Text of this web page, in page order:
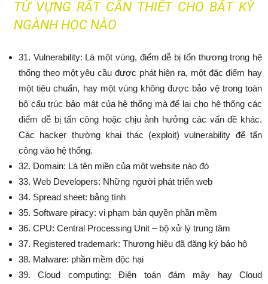
TỪ VỰNG RẤT CẦN THIẾT CHO BẤT KỲ
NGÀNH HỌC NÀO
31. Vulnerability: Là một vùng, điểm dễ bị tổn thương trong hệ
thống theo một yêu cầu được phát hiện ra, một đặc điểm hay
một tiêu chuẩn, hay một vùng không được bảo vệ trong toàn
bộ cấu trúc bảo mật của hệ thống mà để lại cho hệ thống các
điểm dễ bị tấn công hoặc chịu ảnh hưởng các vấn đề khác.
Các hacker thường khai thác (exploit) vulnerability để tấn
công vào hệ thống.
32. Domain: Là tên miền của một website nào đó
33. Web Developers: Những người phát triển web
34. Spread sheet: bảng tính
35. Software piracy: vi phạm bản quyền phần mềm
36. CPU: Central Processing Unit – bộ xử lý trung tâm
37. Registered trademark: Thương hiệu đã đăng ký bảo hộ
38. Malware: phần mềm độc hại
39. Cloud computing: Điện toán đám mây hay Cloud